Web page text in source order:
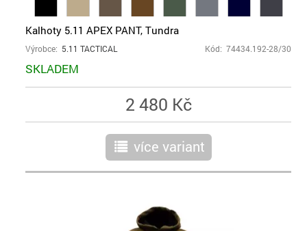
Kalhoty 5.11 APEX PANT, Tundra
Výrobce: 5.11 TACTICAL Kód: 74434.192-28/30
SKLADEM
2 480 Kč
r více variant